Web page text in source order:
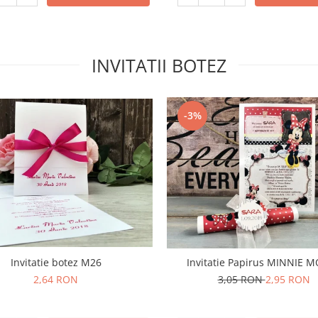
INVITATII BOTEZ
Invitatie botez M26
2,64 RON
-3%
Invitatie Papirus MINNIE
3,05 RON2,95 RON